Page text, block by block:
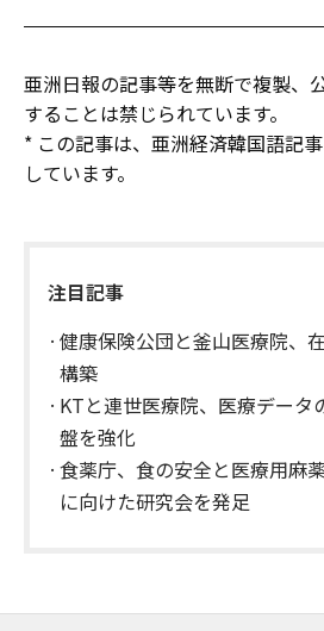
亜洲日報の記事等を無断で複製、
することは禁じられています。
* この記事は、亜洲経済韓国語記
しています。
注目記事
健康保険公団と釜山医療院、
構築
KTと連世医療院、医療データ
盤を強化
食薬庁、食の安全と医療用麻
に向けた研究会を発足